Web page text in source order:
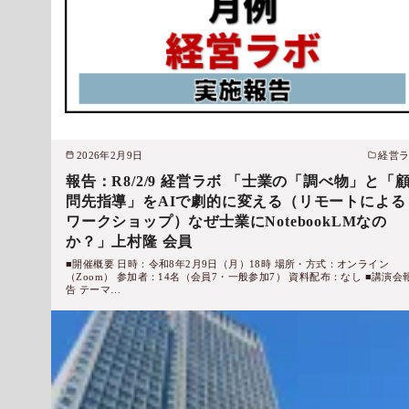
2026年2月9日 経営
報告：R8/2/9 経営ラボ 「士業の「調べ物」と「
問先指導」をAIで劇的に変える（リモートによる
ワークショップ）なぜ士業にNotebookLMなの
か？」上村隆 会員
■開催概要 日時：令和8年2月9日（月）18時 場所・方式：オンライン
（Zoom） 参加者：14名（会員7・一般参加7） 資料配布：なし ■講演会
告 テーマ…